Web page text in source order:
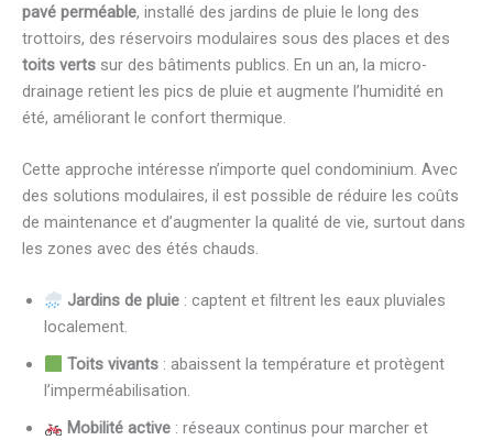
pavé perméable, installé des jardins de pluie le long des
trottoirs, des réservoirs modulaires sous des places et des
toits verts sur des bâtiments publics. En un an, la micro-
drainage retient les pics de pluie et augmente l’humidité en
été, améliorant le confort thermique.
Cette approche intéresse n’importe quel condominium. Avec
des solutions modulaires, il est possible de réduire les coûts
de maintenance et d’augmenter la qualité de vie, surtout dans
les zones avec des étés chauds.
Jardins de pluie: captent et filtrent les eaux pluviales
localement.
Toits vivants: abaissent la température et protègent
l’imperméabilisation.
Mobilité active: réseaux continus pour marcher et